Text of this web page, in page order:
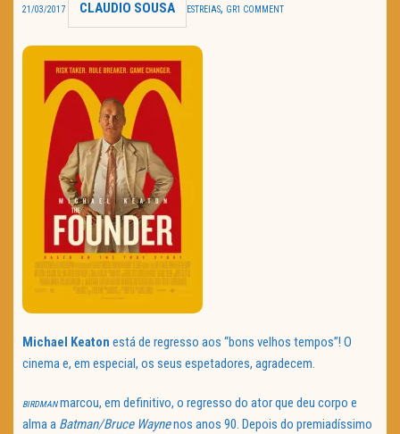
TRAILER DO DIA
Política de Privacidade
21/03/2017 CLAUDIO SOUSA ESTREIAS, GR1 COMMENT
Michael Keaton está de regresso aos “bons velhos tempos”! O
cinema e, em especial, os seus espetadores, agradecem.
BIRDMANmarcou, em definitivo, o regresso do ator que deu corpo e
alma a Batman/Bruce Waynenos anos 90. Depois do premiadíssimo